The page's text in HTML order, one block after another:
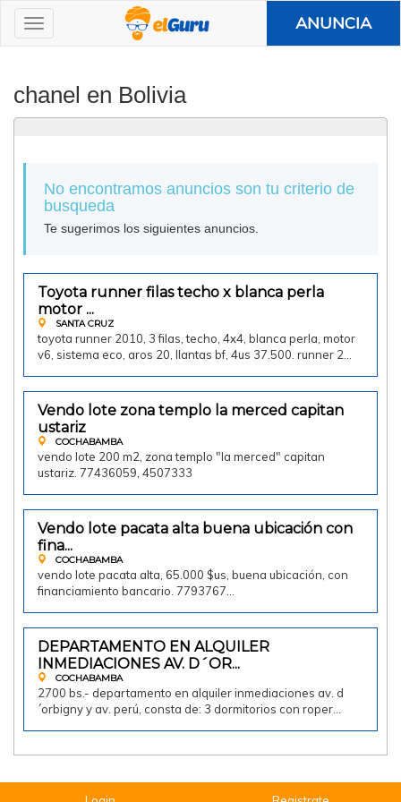
ANUNCIA
chanel en Bolivia
No encontramos anuncios son tu criterio de
busqueda
Te sugerimos los siguientes anuncios.
Vendo
Toyota runner filas techo x blanca perla
motor ...
SANTA CRUZ
toyota runner 2010, 3 filas, techo, 4x4, blanca perla, motor
v6, sistema eco, aros 20, llantas bf, 4us 37.500. runner 2…
Vendo
Vendo lote zona templo la merced capitan
ustariz
COCHABAMBA
vendo lote 200 m2, zona templo "la merced" capitan
ustariz. 77436059, 4507333
Vendo
Vendo lote pacata alta buena ubicación con
fina...
COCHABAMBA
vendo lote pacata alta, 65.000 $us, buena ubicación, con
financiamiento bancario. 7793767…
Doy en alquiler
DEPARTAMENTO EN ALQUILER
INMEDIACIONES AV. D´OR...
COCHABAMBA
2700 bs.- departamento en alquiler inmediaciones av. d
´orbigny y av. perú, consta de: 3 dormitorios con roper…